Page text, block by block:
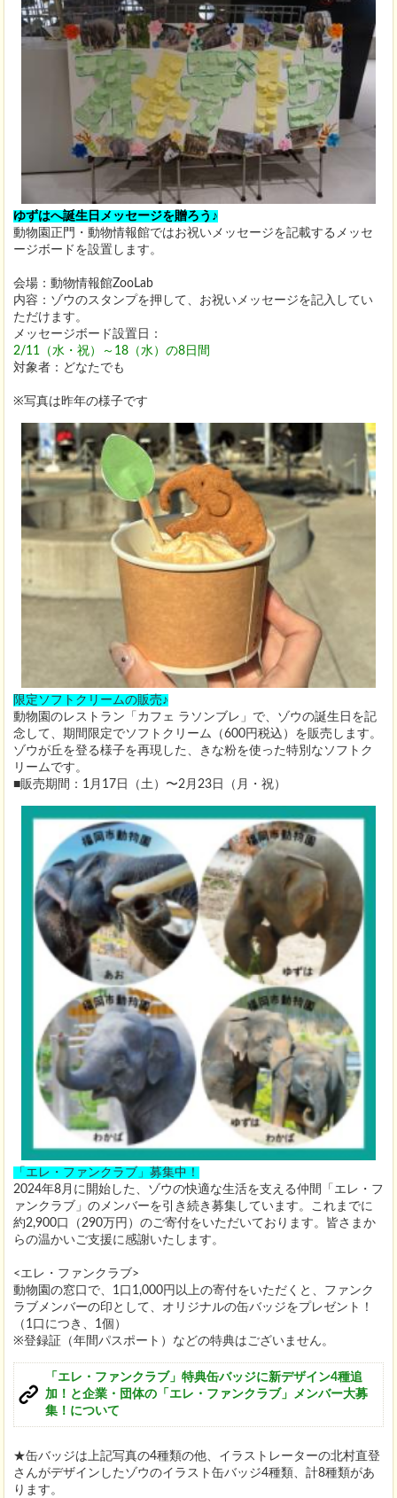
ゆずはへ誕生日メッセージを贈ろう♪
動物園正門・動物情報館ではお祝いメッセージを記載するメッセ
ージボードを設置します。
会場：動物情報館ZooLab
内容：ゾウのスタンプを押して、お祝いメッセージを記入してい
ただけます。
メッセージボード設置日：
2/11（水・祝）～18（水）の8日間
対象者：どなたでも
※写真は昨年の様子です
限定ソフトクリームの販売♪
動物園のレストラン「カフェ ラソンブレ」で、ゾウの誕生日を記
念して、期間限定でソフトクリーム（600円税込）を販売します。
ゾウが丘を登る様子を再現した、きな粉を使った特別なソフトク
リームです。
■販売期間：1月17日（土）〜2月23日（月・祝）
「エレ・ファンクラブ」募集中！
2024年8月に開始した、ゾウの快適な生活を支える仲間「エレ・フ
ァンクラブ」のメンバーを引き続き募集しています。これまでに
約2,900口（290万円）のご寄付をいただいております。皆さまか
らの温かいご支援に感謝いたします。
<エレ・ファンクラブ>
動物園の窓口で、1口1,000円以上の寄付をいただくと、ファンク
ラブメンバーの印として、オリジナルの缶バッジをプレゼント！
（1口につき、1個）
※登録証（年間パスポート）などの特典はございません。
「エレ・ファンクラブ」特典缶バッジに新デザイン4種追
加！と企業・団体の「エレ・ファンクラブ」メンバー大募
集！について
★缶バッジは上記写真の4種類の他、イラストレーターの北村直登
さんがデザインしたゾウのイラスト缶バッジ4種類、計8種類があ
ります。